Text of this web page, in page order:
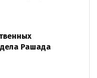
Рашада